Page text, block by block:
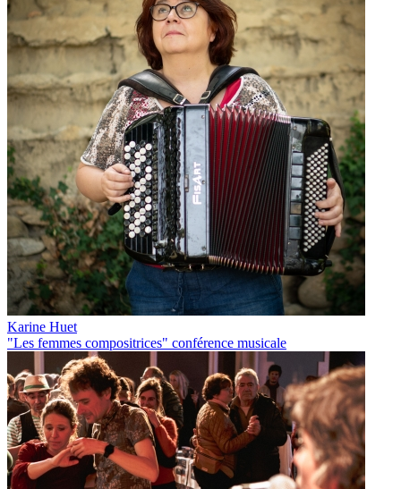
Karine Huet
"Les femmes compositrices" conférence musicale